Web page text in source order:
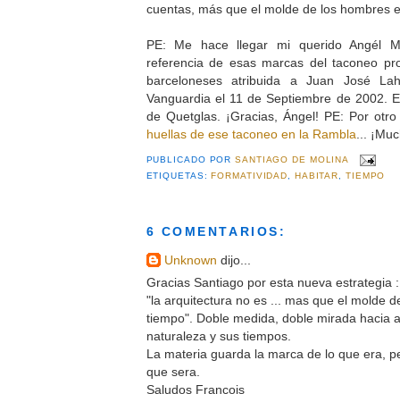
cuentas, más que el molde de los hombres
PE: Me hace llegar mi querido Angél
referencia de esas marcas del taconeo
barceloneses atribuida a Juan José
Vanguardia el 11 de Septiembre de 2002.
de Quetglas. ¡Gracias, Ángel! PE: Por
huellas de ese taconeo en la Rambla ...
PUBLICADO PORSANTIAGO DE MOLINA
ETIQUETAS:FORMATIVIDAD, HABITAR, TIEMPO
6 COMENTARIOS:
Unknown dijo...
Gracias Santiago por esta nueva estrategia :
"la arquitectura no es ... mas que el molde
tiempo". Doble medida, doble mirada hacia
naturaleza y sus tiempos.
La materia guarda la marca de lo que era,
que sera.
Saludos François